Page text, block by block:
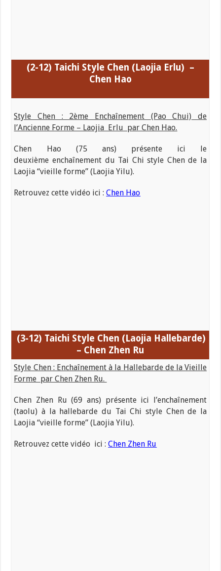
(2-12) Taichi Style Chen (Laojia Erlu) –
Chen Hao
Style Chen : 2ème Enchaînement (Pao Chui) de
l’Ancienne Forme – Laojia Erlu par Chen Hao.
Chen Hao (75 ans) présente ici le
deuxième enchaînement du Tai Chi style Chen de la
Laojia “vieille forme” (Laojia Yilu).
Retrouvez cette vidéo ici :Chen Hao
(3-12) Taichi Style Chen (Laojia Hallebarde)
– Chen Zhen Ru
Style Chen : Enchaînement à la Hallebarde de la Vieille
Forme par Chen Zhen Ru.
Chen Zhen Ru (69 ans) présente ici l’enchaînement
(taolu) à la hallebarde du Tai Chi style Chen de la
Laojia “vieille forme” (Laojia Yilu).
Retrouvez cette vidéo ici :Chen Zhen Ru